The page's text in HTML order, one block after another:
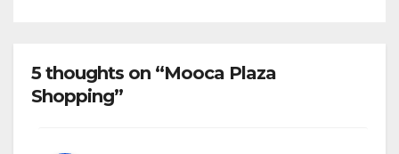
5 thoughts on “Mooca Plaza
Shopping”